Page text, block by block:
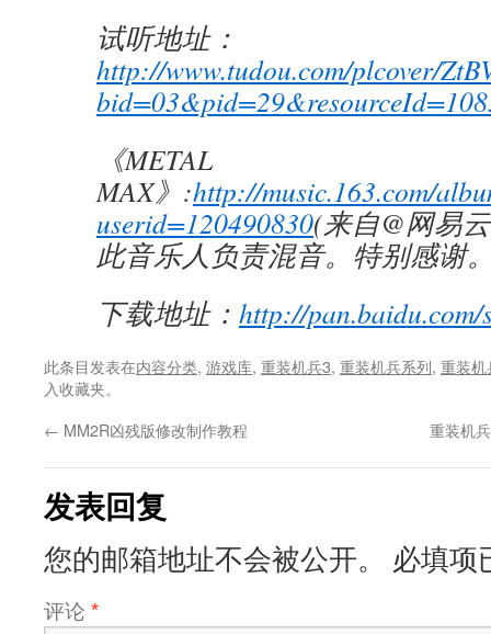
试听地址：
http://www.tudou.com/plcover/
《METAL
MAX》:http://music.163.com/
userid=120490830(来自@网易
此音乐人负责混音。特别感谢
下载地址： http://
此条目发表在内容分类, 游戏库, 重装机兵3, 重装机兵系列, 重装
入收藏夹。
← MM2R凶残版修改制作教程 重装机
发表回复
您的邮箱地址不会被公开。 必填项
评论 *